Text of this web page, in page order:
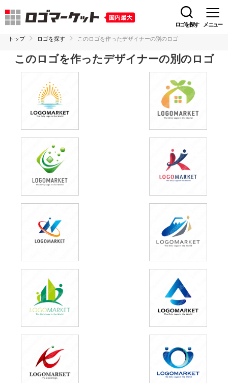
ロゴを探す メニュー
トップ ロゴを探す このロゴを作ったデザイナーの別のロゴ
このロゴを作ったデザイナーの別のロゴ